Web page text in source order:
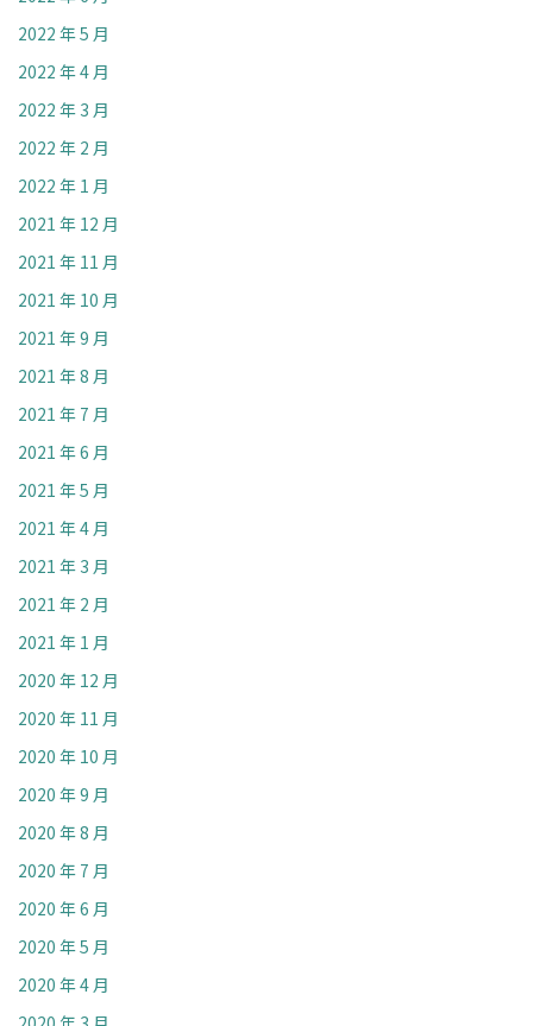
2022 年 5 月
2022 年 4 月
2022 年 3 月
2022 年 2 月
2022 年 1 月
2021 年 12 月
2021 年 11 月
2021 年 10 月
2021 年 9 月
2021 年 8 月
2021 年 7 月
2021 年 6 月
2021 年 5 月
2021 年 4 月
2021 年 3 月
2021 年 2 月
2021 年 1 月
2020 年 12 月
2020 年 11 月
2020 年 10 月
2020 年 9 月
2020 年 8 月
2020 年 7 月
2020 年 6 月
2020 年 5 月
2020 年 4 月